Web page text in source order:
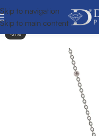
Skip to navigation
Skip to main content
-31%